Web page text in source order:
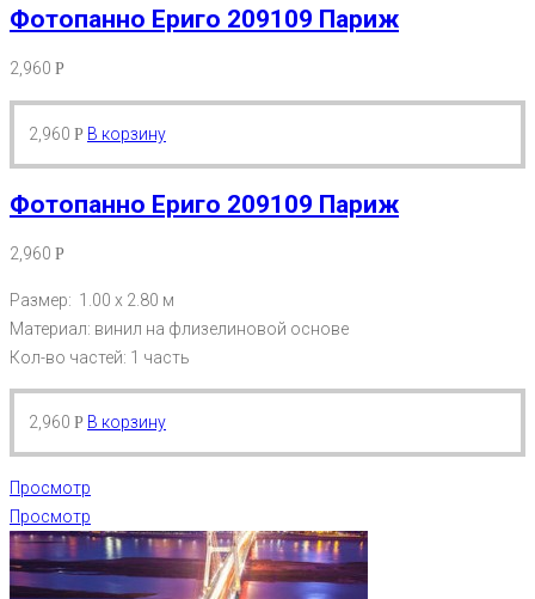
Фотопанно Ериго 209109 Париж
2,960 Р
2,960 Р В корзину
Фотопанно Ериго 209109 Париж
2,960 Р
Размер: 1.00 х 2.80 м
Материал: винил на флизелиновой основе
Кол-во частей: 1 часть
2,960 Р В корзину
Просмотр
Просмотр